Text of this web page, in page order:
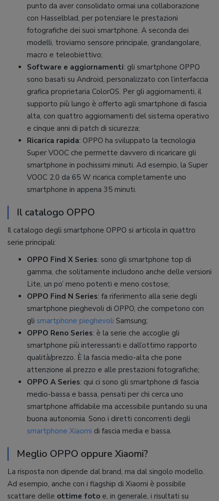
punto da aver consolidato ormai una collaborazione
con Hasselblad, per potenziare le prestazioni
fotografiche dei suoi smartphone. A seconda dei
modelli, troviamo sensore principale, grandangolare,
macro e teleobiettivo;
Software e aggiornamenti: gli smartphone OPPO
sono basati su Android, personalizzato con l’interfaccia
grafica proprietaria ColorOS. Per gli aggiornamenti, il
supporto più lungo è offerto agli smartphone di fascia
alta, con quattro aggiornamenti del sistema operativo
e cinque anni di patch di sicurezza;
Ricarica rapida: OPPO ha sviluppato la tecnologia
Super VOOC che permette davvero di ricaricare gli
smartphone in pochissimi minuti. Ad esempio, la Super
VOOC 2.0 da 65 W ricarica completamente uno
smartphone in appena 35 minuti.
Il catalogo OPPO
Il catalogo degli smartphone OPPO si articola in quattro
serie principali:
OPPO Find X Series: sono gli smartphone top di
gamma, che solitamente includono anche delle versioni
Lite, un po’ meno potenti e meno costose;
OPPO Find N Series: fa riferimento alla serie degli
smartphone pieghevoli di OPPO, che competono con
gli smartphone pieghevoli Samsung;
OPPO Reno Series: è la serie che accoglie gli
smartphone più interessanti e dall’ottimo rapporto
qualità/prezzo. È la fascia medio-alta che pone
attenzione al prezzo e alle prestazioni fotografiche;
OPPO A Series: qui ci sono gli smartphone di fascia
medio-bassa e bassa, pensati per chi cerca uno
smartphone affidabile ma accessibile puntando su una
buona autonomia. Sono i diretti concorrenti degli
smartphone Xiaomi di fascia media e bassa.
Meglio OPPO oppure Xiaomi?
La risposta non dipende dal brand, ma dal singolo modello.
Ad esempio, anche con i flagship di Xiaomi è possibile
scattare delle ottime foto e, in generale, i risultati su